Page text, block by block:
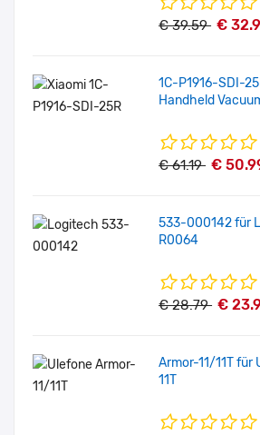
€ 39.59 €
1C-P1916-SDI-
Handheld
€ 61.19 €
533-000142 für
R0064
€ 28.79 €
Armor-11/11T für
11T